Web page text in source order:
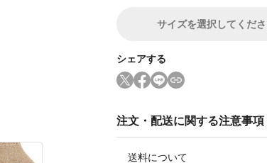
サイズを選択してくだ
シェアする
注文・配送に関する注意事項
送料について